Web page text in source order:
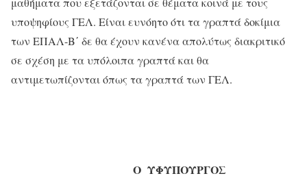
υποψηφίους ΓΕΛ. Είναι ευνόητο ότι τα γραπτά δοκίμια
των ΕΠΑΛ-Β΄ δε θα έχουν κανένα απολύτως διακριτικό
σε σχέση με τα υπόλοιπα γραπτά και θα
αντιμετωπίζονται όπως τα γραπτά των ΓΕΛ.
Ο ΥΦΥΠΟΥΡΓΟΣ